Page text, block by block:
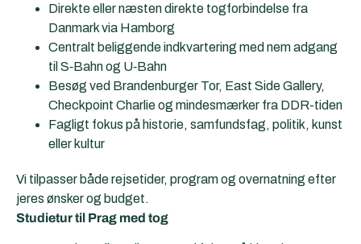
Direkte eller næsten direkte togforbindelse fra
Danmark via Hamborg
Centralt beliggende indkvartering med nem adgang
til S‑Bahn og U‑Bahn
Besøg ved Brandenburger Tor, East Side Gallery,
Checkpoint Charlie og mindesmærker fra DDR-tiden
Fagligt fokus på historie, samfundsfag, politik, kunst
eller kultur
Vi tilpasser både rejsetider, program og overnatning efter
jeres ønsker og budget.
Studietur til Prag med tog